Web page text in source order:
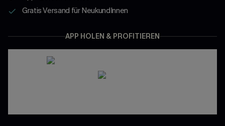
Gratis Versand für NeukundInnen
APP HOLEN & PROFITIEREN